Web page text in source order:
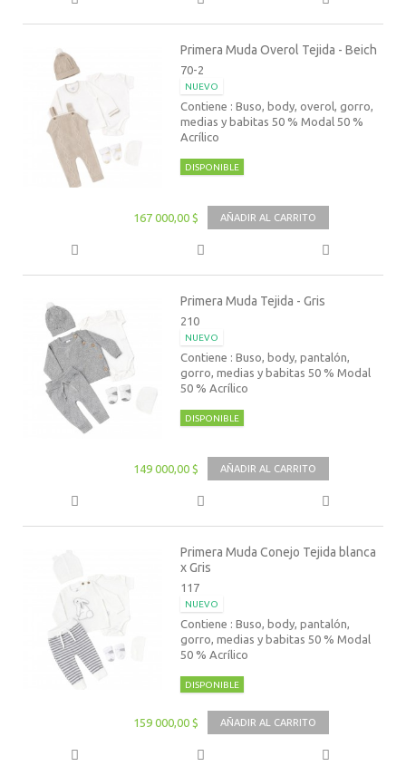
Primera Muda Overol Tejida - Beich
70-2
NUEVO
Contiene : Buso, body, overol, gorro,
medias y babitas 50 % Modal 50 %
Acrílico
DISPONIBLE
167 000,00 $ AÑADIR AL CARRITO
Primera Muda Tejida - Gris
210
NUEVO
Contiene : Buso, body, pantalón,
gorro, medias y babitas 50 % Modal
50 % Acrílico
DISPONIBLE
149 000,00 $ AÑADIR AL CARRITO
Primera Muda Conejo Tejida blanca
x Gris
117
NUEVO
Contiene : Buso, body, pantalón,
gorro, medias y babitas 50 % Modal
50 % Acrílico
DISPONIBLE
159 000,00 $ AÑADIR AL CARRITO